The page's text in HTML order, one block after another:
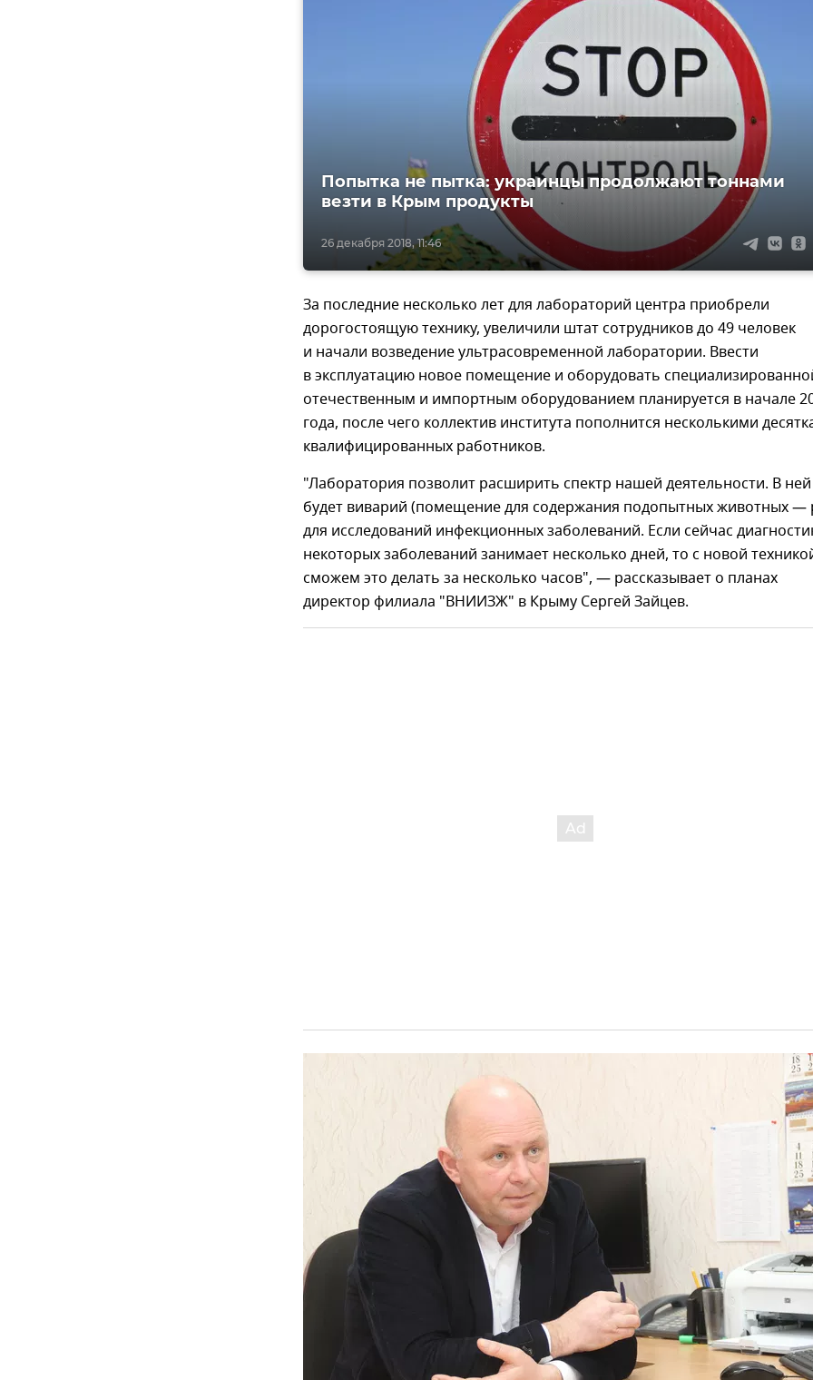
26 декабря 2018, 11:46
Попытка не пытка: украинцы продолжают тоннами
везти в Крым продукты
За последние несколько лет для лабораторий центра приобрели
дорогостоящую технику, увеличили штат сотрудников до 49 человек
и начали возведение ультрасовременной лаборатории. Ввести
в эксплуатацию новое помещение и оборудовать
отечественным и импортным оборудованием планируется в начале
года, после чего коллектив института пополнится несколькими
квалифицированных работников.
"Лаборатория позволит расширить спектр нашей деятельности. В ней
будет виварий (помещение для содержания подопытных животных —
для исследований инфекционных заболеваний. Если сейчас
некоторых заболеваний занимает несколько дней, то с новой
сможем это делать за несколько часов", — рассказывает о планах
директор филиала "ВНИИЗЖ" в Крыму Сергей Зайцев.